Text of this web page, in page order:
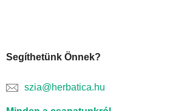
Segíthetünk Önnek?
szia@herbatica.hu